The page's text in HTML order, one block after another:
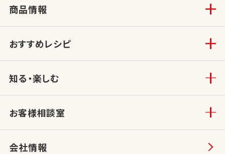
商品情報
おすすめレシピ
知る・楽しむ
お客様相談室
会社情報